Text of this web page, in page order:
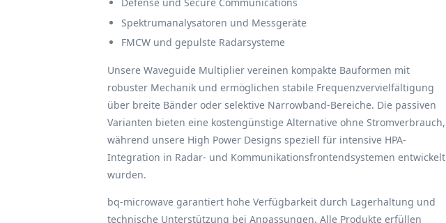
Spektrumanalysatoren und Messgeräte
FMCW und gepulste Radarsysteme
Unsere Waveguide Multiplier vereinen kompakte Bauformen mit
robuster Mechanik und ermöglichen stabile Frequenzvervielfältigung
über breite Bänder oder selektive Narrowband-Bereiche. Die passiven
Varianten bieten eine kostengünstige Alternative ohne Stromverbrauch,
während unsere High Power Designs speziell für intensive HPA-
Integration in Radar- und Kommunikationsfrontendsystemen entwickelt
wurden.
bq-microwave garantiert hohe Verfügbarkeit durch Lagerhaltung und
technische Unterstützung bei Anpassungen. Alle Produkte erfüllen